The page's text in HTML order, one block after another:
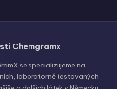
Chemgramx
se specializujeme na
laboratorně testovaných
Polish
Hungarian
Russian